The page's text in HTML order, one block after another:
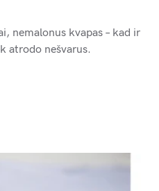
nemalonus kvapas – kad ir
atrodo nešvarus.